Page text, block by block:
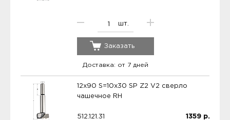
шт.
Заказать
Доставка: от 7 дней
12x90 S=10x30 SP Z2 V2 сверло
чашечное RH
512.121.31 1359 р.